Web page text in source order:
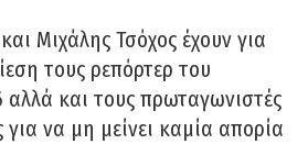
Μιχάλης Τσόχος έχουν για
τους ρεπόρτερ του
και τους πρωταγωνιστές
για να μη μείνει καμία απορία